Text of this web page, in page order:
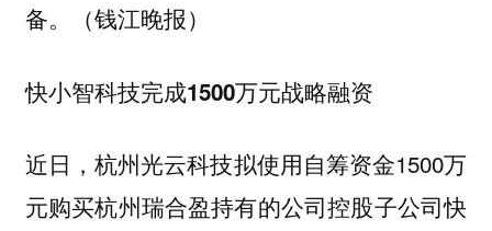
备。（钱江晚报）
快小智科技完成1500万元战略融资
近日，杭州光云科技拟使用自筹资金1500万
元购买杭州瑞合盈持有的公司控股子公司快